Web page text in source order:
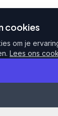
cookies
om je
Lees ons